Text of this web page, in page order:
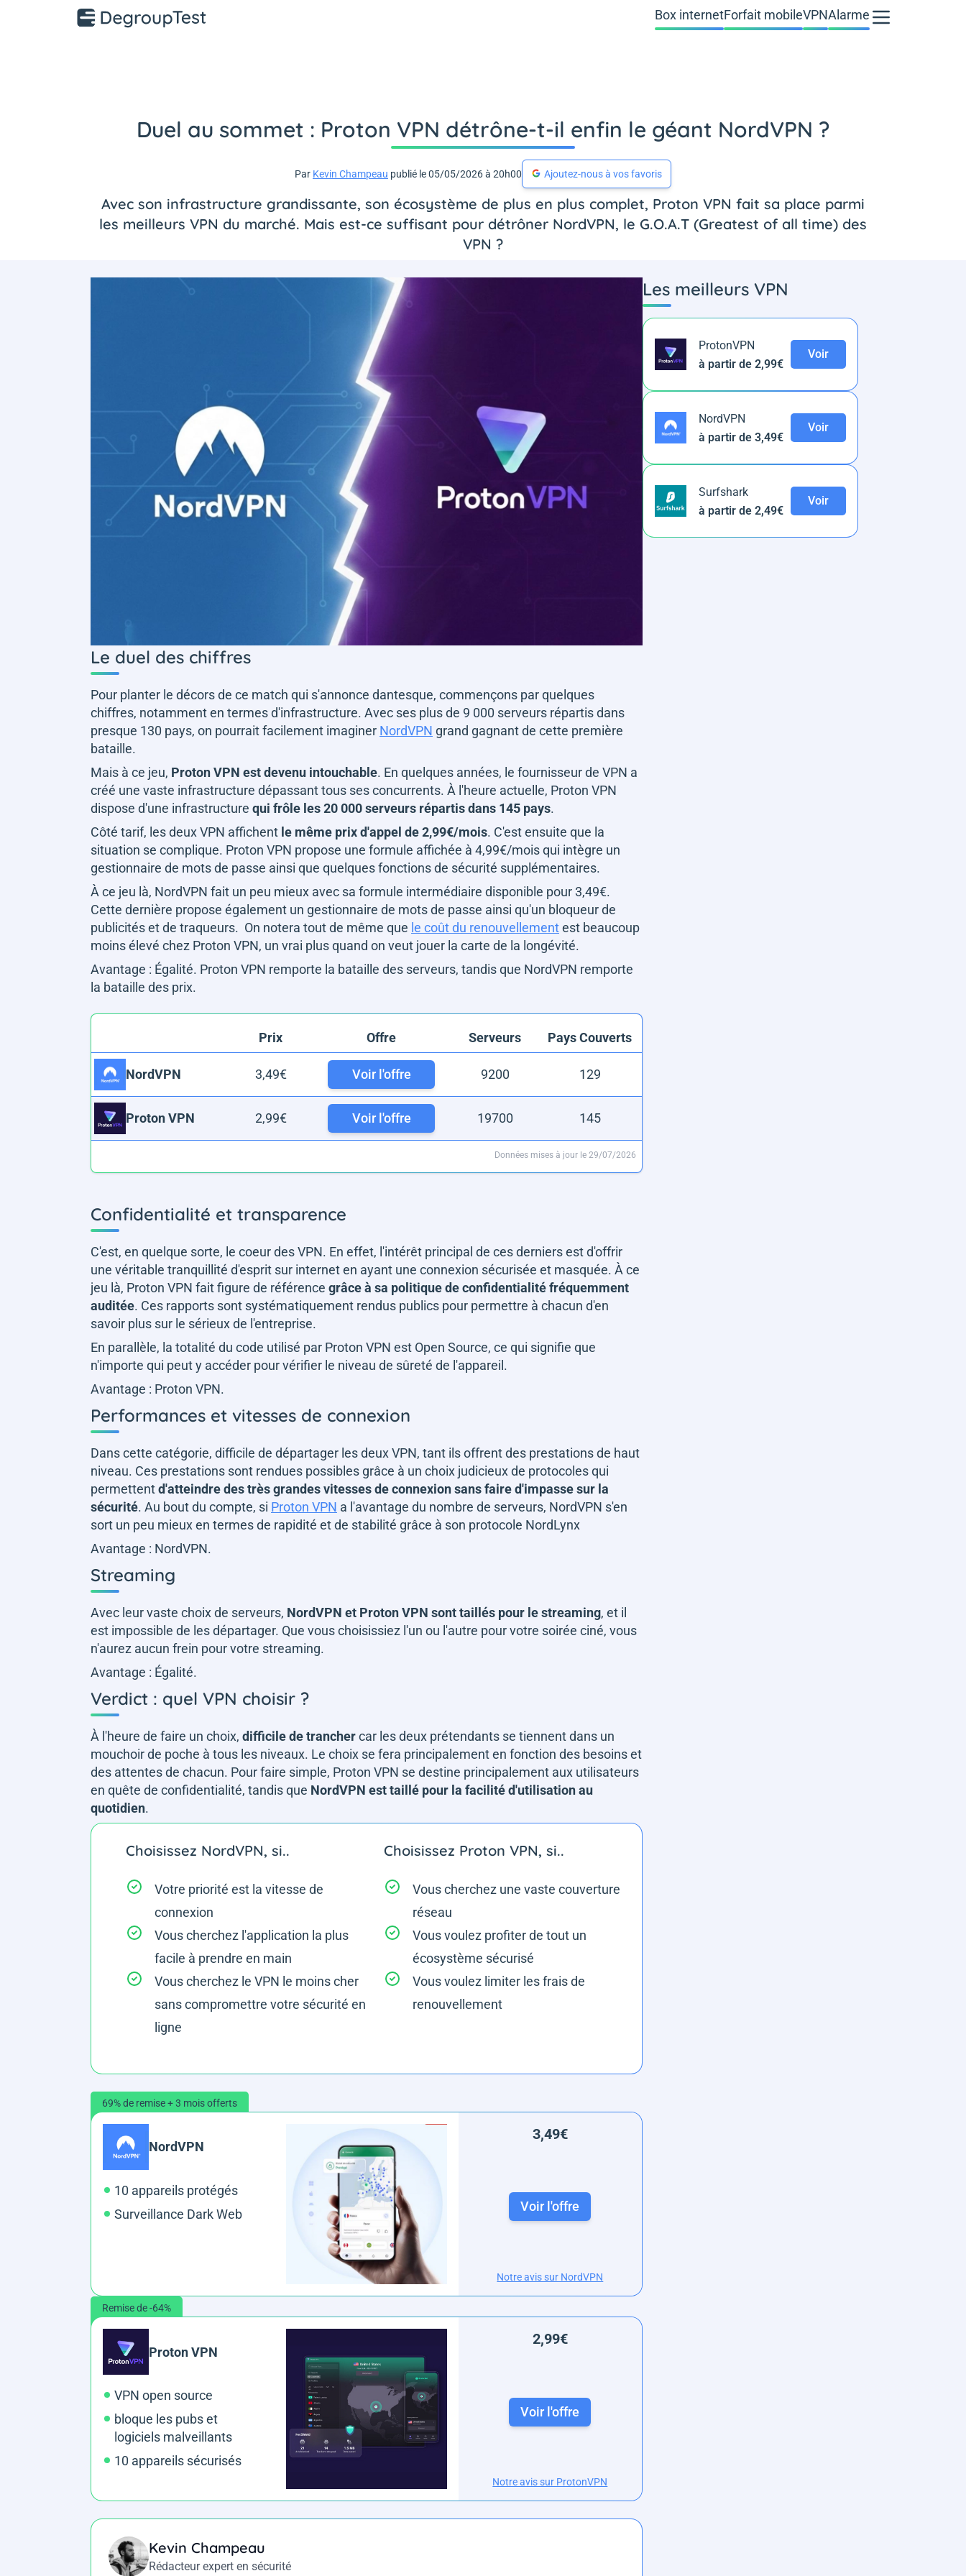
Box internetForfait mobileVPNAlarme
Duel au sommet : Proton VPN détrône-t-il enfin le géant NordVPN ?
Par Kevin Champeau publié le 05/05/2026 à 20h00 Ajoutez-nous à vos favoris
Avec son infrastructure grandissante, son écosystème de plus en plus complet, Proton VPN fait sa place parmi
les meilleurs VPN du marché. Mais est-ce suffisant pour détrôner NordVPN, le G.O.A.T (Greatest of all time) des
VPN ?
Le duel des chiffres
Pour planter le décors de ce match qui s'annonce dantesque, commençons par quelques
chiffres, notamment en termes d'infrastructure. Avec ses plus de 9 000 serveurs répartis dans
presque 130 pays, on pourrait facilement imaginer NordVPN grand gagnant de cette première
bataille.
Mais à ce jeu, Proton VPN est devenu intouchable. En quelques années, le fournisseur de VPN a
créé une vaste infrastructure dépassant tous ses concurrents. À l'heure actuelle, Proton VPN
dispose d'une infrastructure qui frôle les 20 000 serveurs répartis dans 145 pays.
Côté tarif, les deux VPN affichent le même prix d'appel de 2,99€/mois. C'est ensuite que la
situation se complique. Proton VPN propose une formule affichée à 4,99€/mois qui intègre un
gestionnaire de mots de passe ainsi que quelques fonctions de sécurité supplémentaires.
À ce jeu là, NordVPN fait un peu mieux avec sa formule intermédiaire disponible pour 3,49€.
Cette dernière propose également un gestionnaire de mots de passe ainsi qu'un bloqueur de
publicités et de traqueurs. On notera tout de même que le coût du renouvellementest beaucoup
moins élevé chez Proton VPN, un vrai plus quand on veut jouer la carte de la longévité.
Avantage : Égalité. Proton VPN remporte la bataille des serveurs, tandis que NordVPN remporte
la bataille des prix.
Prix Offre Serveurs Pays Couverts
NordVPN 3,49€ Voir l'offre 9200 129
Proton VPN 2,99€ Voir l'offre 19700 145
Données mises à jour le 29/07/2026
Confidentialité et transparence
C'est, en quelque sorte, le coeur des VPN. En effet, l'intérêt principal de ces derniers est d'offrir
une véritable tranquillité d'esprit sur internet en ayant une connexion sécurisée et masquée. À ce
jeu là, Proton VPN fait figure de référence grâce à sa politique de confidentialité fréquemment
auditée. Ces rapports sont systématiquement rendus publics pour permettre à chacun d'en
savoir plus sur le sérieux de l'entreprise.
En parallèle, la totalité du code utilisé par Proton VPN est Open Source, ce qui signifie que
n'importe qui peut y accéder pour vérifier le niveau de sûreté de l'appareil.
Avantage : Proton VPN.
Performances et vitesses de connexion
Dans cette catégorie, difficile de départager les deux VPN, tant ils offrent des prestations de haut
niveau. Ces prestations sont rendues possibles grâce à un choix judicieux de protocoles qui
permettentd'atteindre des très grandes vitesses de connexion sans faire d'impasse sur la
sécurité. Au bout du compte, si Proton VPN a l'avantage du nombre de serveurs, NordVPN s'en
sort un peu mieux en termes de rapidité et de stabilité grâce à son protocole NordLynx
Avantage : NordVPN.
Streaming
Avec leur vaste choix de serveurs, NordVPN et Proton VPN sont taillés pour le streaming, et il
est impossible de les départager. Que vous choisissiez l'un ou l'autre pour votre soirée ciné, vous
n'aurez aucun frein pour votre streaming.
Avantage : Égalité.
Verdict : quel VPN choisir ?
À l'heure de faire un choix, difficile de tranchercar les deux prétendants se tiennent dans un
mouchoir de poche à tous les niveaux. Le choix se fera principalement en fonction des besoins et
des attentes de chacun. Pour faire simple, Proton VPN se destine principalement aux utilisateurs
en quête de confidentialité, tandis que NordVPN est taillé pour la facilité d'utilisation au
quotidien.
Choisissez NordVPN, si..
Votre priorité est la vitesse de
connexion
Vous cherchez l'application la plus
facile à prendre en main
Vous cherchez le VPN le moins cher
sans compromettre votre sécurité en
ligne
Choisissez Proton VPN, si..
Vous cherchez une vaste couverture
réseau
Vous voulez profiter de tout un
écosystème sécurisé
Vous voulez limiter les frais de
renouvellement
69% de remise + 3 mois offerts
NordVPN
10 appareils protégés
Surveillance Dark Web
3,49€
Voir l'offre
Notre avis sur NordVPN
Remise de -64%
Proton VPN
VPN open source
bloque les pubs et
logiciels malveillants
10 appareils sécurisés
2,99€
Voir l'offre
Notre avis sur ProtonVPN
Kevin Champeau
Rédacteur expert en sécurité
Les meilleurs VPN
ProtonVPN
à partir de 2,99€
Voir
NordVPN
à partir de 3,49€
Voir
Surfshark
à partir de 2,49€
Voir